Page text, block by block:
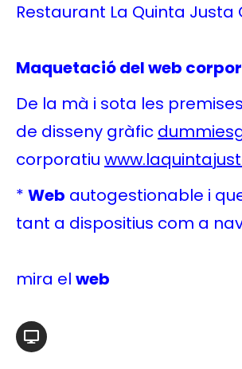
Restaurant La Quinta Justa
Maquetació del web
De la mà i sota les
de disseny gràfic
corporatiu
* Web autogestionable i
tant a dispositius com a
mira el web